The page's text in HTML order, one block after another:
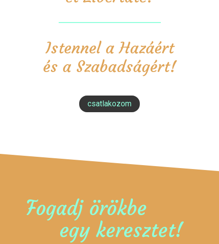
Istennel a Hazáért
és a Szabadságért!
csatlakozom
Fogadj örökbe
egy keresztet!